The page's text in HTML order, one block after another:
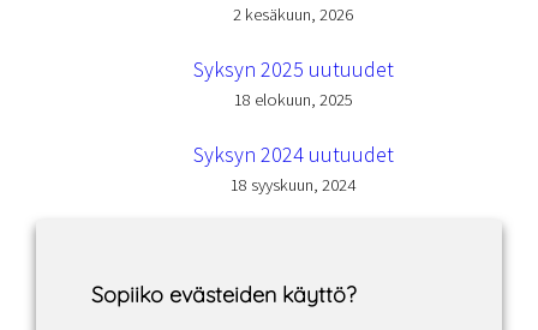
2 kesäkuun, 2026
Syksyn 2025 uutuudet
18 elokuun, 2025
Syksyn 2024 uutuudet
18 syyskuun, 2024
Sopiiko evästeiden käyttö?